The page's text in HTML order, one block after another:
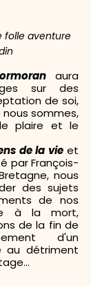
folle aventure
aura
sur des
de soi,
sommes,
plaire et le
de la vie
par François-
nous
des sujets
de nos
à la mort,
de la fin de
d'un
au détriment